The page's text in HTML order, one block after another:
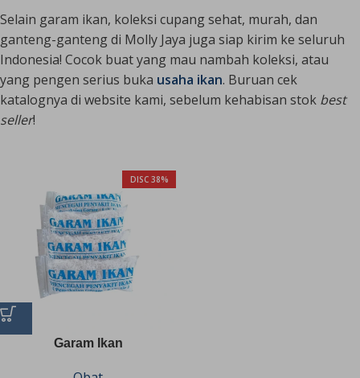
​Selain garam ikan, koleksi cupang sehat, murah, dan
ganteng-ganteng di Molly Jaya juga siap kirim ke seluruh
Indonesia! Cocok buat yang mau nambah koleksi, atau
yang pengen serius buka usaha ikan. Buruan cek
katalognya di website kami, sebelum kehabisan stok best
seller!
DISC 38%
Garam Ikan